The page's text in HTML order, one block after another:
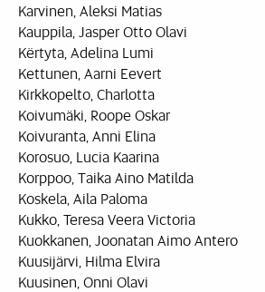
Karvinen, Aleksi Matias
Kauppila, Jasper Otto Olavi
Kërtyta, Adelina Lumi
Kettunen, Aarni Eevert
Kirkkopelto, Charlotta
Koivumäki, Roope Oskar
Koivuranta, Anni Elina
Korosuo, Lucia Kaarina
Korppoo, Taika Aino Matilda
Koskela, Aila Paloma
Kukko, Teresa Veera Victoria
Kuokkanen, Joonatan Aimo Antero
Kuusijärvi, Hilma Elvira
Kuusinen, Onni Olavi